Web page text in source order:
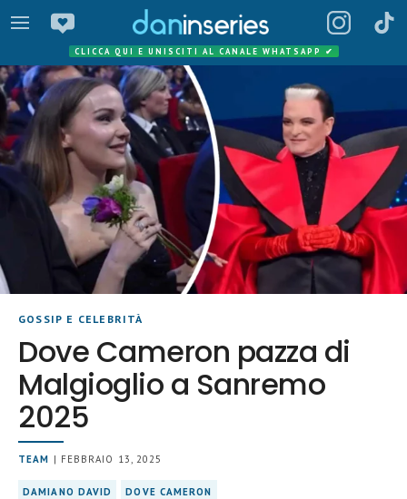
CLICCA QUI E UNISCITI AL CANALE WHATSAPP ✔
GOSSIP E CELEBRITÀ
Dove Cameron pazza di
Malgioglio a Sanremo
2025
TEAM | FEBBRAIO 13, 2025
DAMIANO DAVID DOVE CAMERON